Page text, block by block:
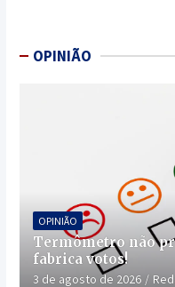
OPINIÃO
OPINIÃO
Termômetro não
fabrica votos!
3 de agosto de 2026